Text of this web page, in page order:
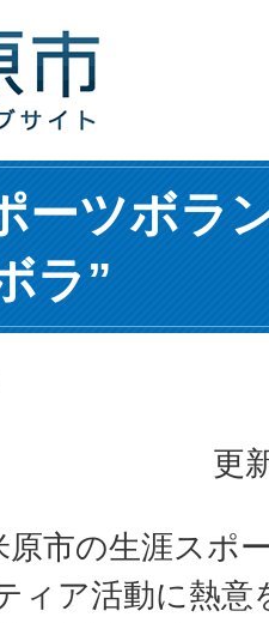
ーツボラ
ラ”
更
原市の生涯スポ
ィア活動に熱意